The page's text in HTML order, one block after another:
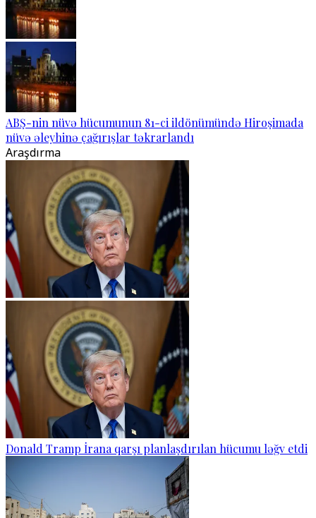
ABŞ-nin nüvə hücumunun 81-ci ildönümündə Hiroşimada
nüvə əleyhinə çağırışlar təkrarlandı
Araşdırma
Donald Tramp İrana qarşı planlaşdırılan hücumu ləğv etdi